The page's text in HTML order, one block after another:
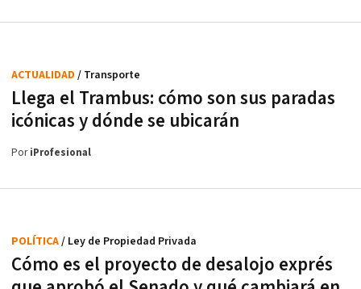
Llega el Trambus: cómo son sus paradas
icónicas y dónde se ubicarán
ACTUALIDAD / Transporte
PoriProfesional
Cómo es el proyecto de desalojo exprés
POLÍTICA/ Ley de Propiedad Privada